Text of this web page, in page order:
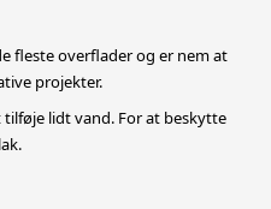
fleste overflader og er nem at
projekter.
lidt vand. For at beskytte